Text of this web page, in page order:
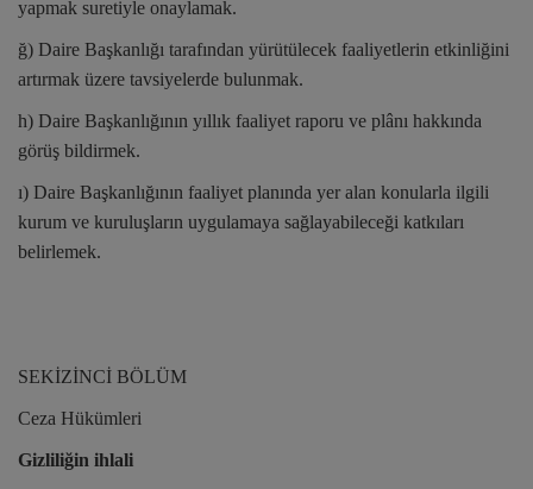
yapmak suretiyle onaylamak.
ğ) Daire Başkanlığı tarafından yürütülecek faaliyetlerin etkinliğini
artırmak üzere tavsiyelerde bulunmak.
h) Daire Başkanlığının yıllık faaliyet raporu ve plânı hakkında
görüş bildirmek.
ı) Daire Başkanlığının faaliyet planında yer alan konularla ilgili
kurum ve kuruluşların uygulamaya sağlayabileceği katkıları
belirlemek.
SEKİZİNCİ BÖLÜM
Ceza Hükümleri
Gizliliğin ihlali